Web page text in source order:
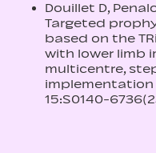
Douillet D,
Targeted
based on the
with lower limb
multicentre,
implementation
15:S0140-